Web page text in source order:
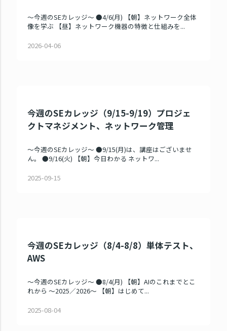
～今週のSEカレッジ～ ●4/6(月) 【朝】ネットワーク全体
像を学ぶ 【昼】ネットワーク機器の特徴と仕組みを...
2026-04-06
今週のSEカレッジ（9/15-9/19）プロジェ
クトマネジメント、ネットワーク管理
～今週のSEカレッジ～ ●9/15(月)は、講座はございませ
ん。 ●9/16(火) 【朝】今日わかる ネットワ...
2025-09-15
今週のSEカレッジ（8/4-8/8）単体テスト、
AWS
～今週のSEカレッジ～ ●8/4(月) 【朝】AIのこれまでとこ
れから ～2025／2026～ 【朝】はじめて...
2025-08-04